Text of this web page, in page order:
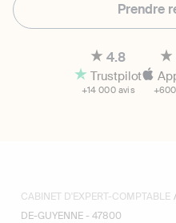
Prendre
4.8
Trustpilot
+14 000 avis
CABINET D'EXPERT-COMPTABLE /
DE-GUYENNE - 47800